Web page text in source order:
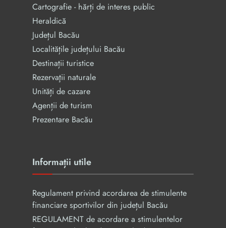
Cartografie - hărți de interes public
Heraldică
Județul Bacău
Localitățile județului Bacău
Destinații turistice
Rezervaţii naturale
Unități de cazare
Agenții de turism
Prezentare Bacău
Informații utile
Regulament privind acordarea de stimulente
financiare sportivilor din județul Bacău
REGULAMENT de acordare a stimulentelor